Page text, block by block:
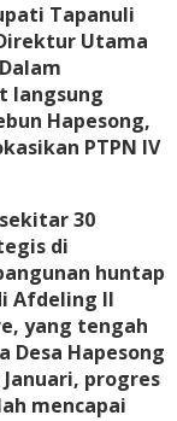
Tapanuli
Utama
langsung
Hapesong,
PTPN IV
30
di
huntap
Afdeling II
yang tengah
Desa Hapesong
progres
mencapai